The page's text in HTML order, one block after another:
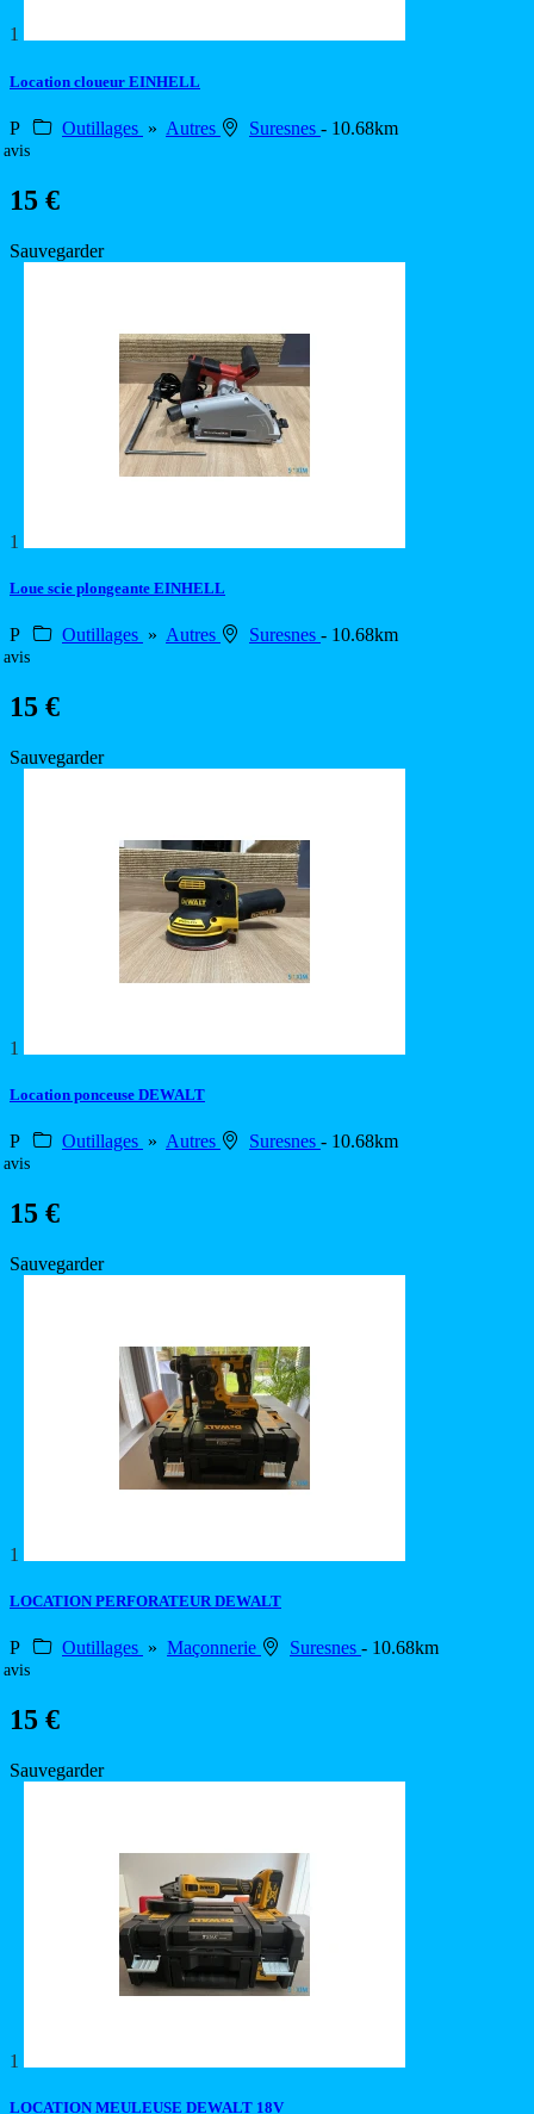
1
Location cloueur EINHELL
P Outillages » Autres Suresnes - 10.68km
avis
15 €
Sauvegarder
1
Loue scie plongeante EINHELL
P Outillages » Autres Suresnes - 10.68km
avis
15 €
Sauvegarder
1
Location ponceuse DEWALT
P Outillages » Autres Suresnes - 10.68km
avis
15 €
Sauvegarder
1
LOCATION PERFORATEUR DEWALT
P Outillages » Maçonnerie Suresnes - 10.68km
avis
15 €
Sauvegarder
1
LOCATION MEULEUSE DEWALT 18V